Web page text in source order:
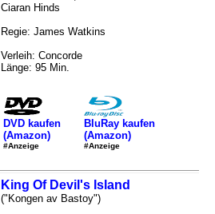
Ciaran Hinds
Regie: James Watkins
Verleih: Concorde
Länge: 95 Min.
DVD kaufen
(Amazon)
#Anzeige
BluRay kaufen
(Amazon)
#Anzeige
King Of Devil's Island
("Kongen av Bastoy")